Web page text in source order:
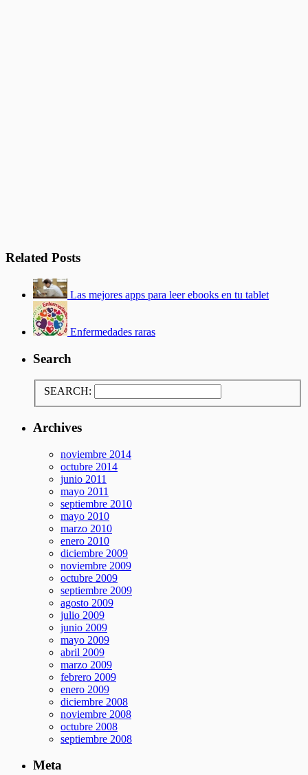
Related Posts
Las mejores apps para leer ebooks en tu tablet
Enfermedades raras
Search
SEARCH:
Archives
noviembre 2014
octubre 2014
junio 2011
mayo 2011
septiembre 2010
mayo 2010
marzo 2010
enero 2010
diciembre 2009
noviembre 2009
octubre 2009
septiembre 2009
agosto 2009
julio 2009
junio 2009
mayo 2009
abril 2009
marzo 2009
febrero 2009
enero 2009
diciembre 2008
noviembre 2008
octubre 2008
septiembre 2008
Meta